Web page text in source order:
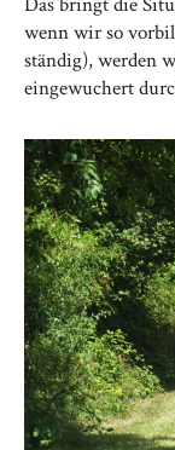
wenn wir so
ständig), werden
eingewuchert